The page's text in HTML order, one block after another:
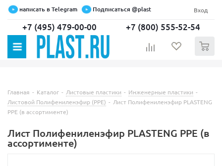
написать в Telegram Подписаться @plast Вход
+7 (495) 479-00-00 +7 (800) 555-52-54
Главная - Каталог - Листовые пластики - Инженерные пластики -
Листовой Полифениленэфир (PPE) - Лист Полифениленэфир PLASTENG
PPE (в ассортименте)
Лист Полифениленэфир PLASTENG PPE (в
ассортименте)